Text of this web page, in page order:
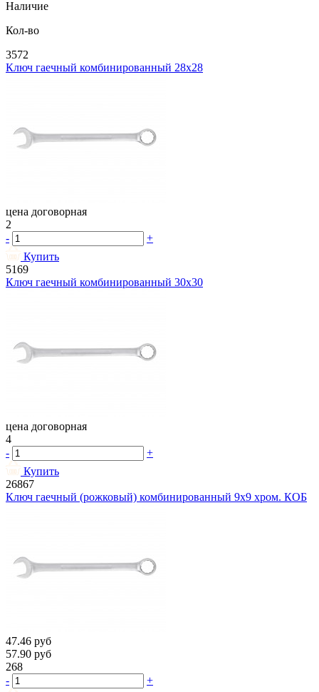
Наличие
Кол-во
3572
Ключ гаечный комбинированный 28х28
цена договорная
2
-
+
Купить
5169
Ключ гаечный комбинированный 30х30
цена договорная
4
-
+
Купить
26867
Ключ гаечный (рожковый) комбинированный 9х9 хром. КОБ
47.46 руб
57.90 руб
268
-
+